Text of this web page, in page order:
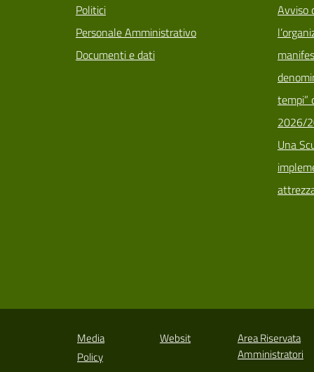
Politici
Personale Amministrativo
Documenti e dati
Avviso
tempi”
2026/
Una
Media
Policy
Websit
Area Riservata
Amministratori